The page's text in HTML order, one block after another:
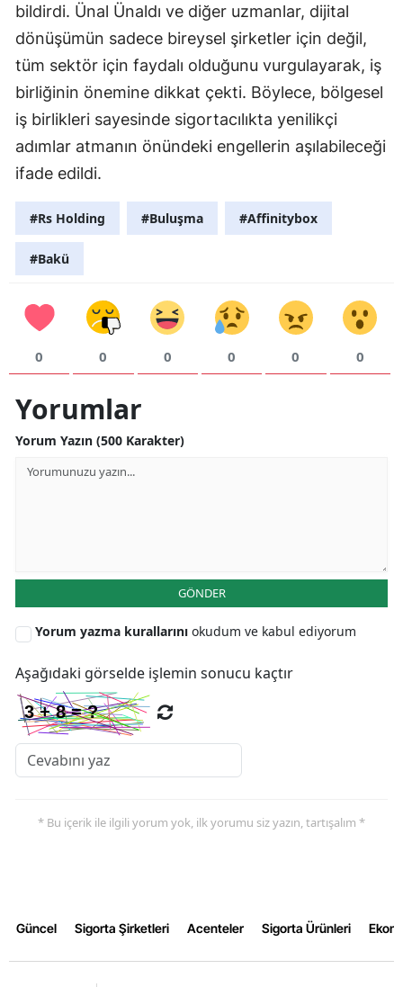
Nevşehir
Niğde
Ordu
Rize
Samsun
Sivas
Tekirdağ
Van
bildirdi. Ünal Ünaldı ve diğer uzmanlar, dijital
dönüşümün sadece bireysel şirketler için değil,
tüm sektör için faydalı olduğunu vurgulayarak, iş
birliğinin önemine dikkat çekti. Böylece, bölgesel
iş birlikleri sayesinde sigortacılıkta yenilikçi
adımlar atmanın önündeki engellerin aşılabileceği
ifade edildi.
#Rs Holding #Buluşma #Affinitybox
#Bakü
0 0 0 0 0 0
Yorumlar
Yorum Yazın (500 Karakter)
GÖNDER
Yorum yazma kurallarını okudum ve kabul ediyorum
Aşağıdaki görselde işlemin sonucu kaçtır
* Bu içerik ile ilgili yorum yok, ilk yorumu siz yazın, tartışalım *
Güncel Sigorta Şirketleri Acenteler Sigorta Ürünleri